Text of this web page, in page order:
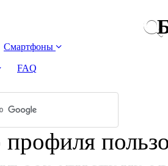
Смартфоны
FAQ